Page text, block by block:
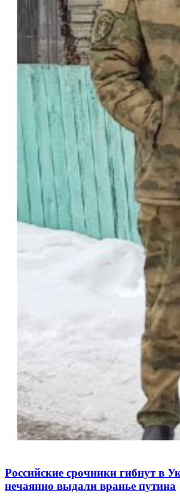
Российские срочники гибнут в
нечаянно выдали вранье путина